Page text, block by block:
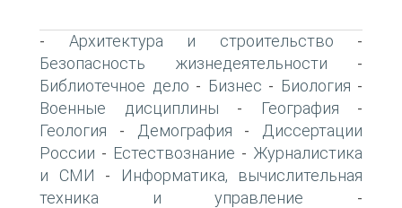
- Архитектура и строительство -
Безопасность жизнедеятельности -
Библиотечное дело - Бизнес - Биология -
Военные дисциплины - География -
Геология - Демография -
Диссертации
России - Естествознание - Журналистика
и СМИ -
Информатика, вычислительная
техника и управление -